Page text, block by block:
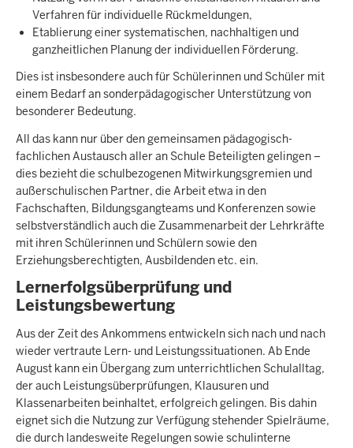
Verfahren für individuelle Rückmeldungen,
Etablierung einer systematischen, nachhaltigen und
ganzheitlichen Planung der individuellen Förderung.
Dies ist insbesondere auch für Schülerinnen und Schüler mit
einem Bedarf an sonderpädagogischer Unterstützung von
besonderer Bedeutung.
All das kann nur über den gemeinsamen pädagogisch-
fachlichen Austausch aller an Schule Beteiligten gelingen –
dies bezieht die schulbezogenen Mitwirkungsgremien und
außerschulischen Partner, die Arbeit etwa in den
Fachschaften, Bildungsgangteams und Konferenzen sowie
selbstverständlich auch die Zusammenarbeit der Lehrkräfte
mit ihren Schülerinnen und Schülern sowie den
Erziehungsberechtigten, Ausbildenden etc. ein.
Lernerfolgsüberprüfung und
Leistungsbewertung
Aus der Zeit des Ankommens entwickeln sich nach und nach
wieder vertraute Lern- und Leistungssituationen. Ab Ende
August kann ein Übergang zum unterrichtlichen Schulalltag,
der auch Leistungsüberprüfungen, Klausuren und
Klassenarbeiten beinhaltet, erfolgreich gelingen. Bis dahin
eignet sich die Nutzung zur Verfügung stehender Spielräume,
die durch landesweite Regelungen sowie schulinterne